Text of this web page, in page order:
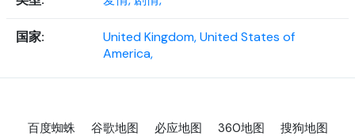
国家: United Kingdom,United States of
America,
百度蜘蛛 谷歌地图 必应地图 360地图 搜狗地图